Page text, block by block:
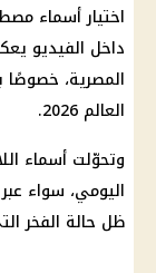
اختيار أسماء
داخل الفيديو
المصرية، خصوصًا
العالم 2026
.
وتحوّلت أسماء
اليومي، سواء
ظل حالة الفخر